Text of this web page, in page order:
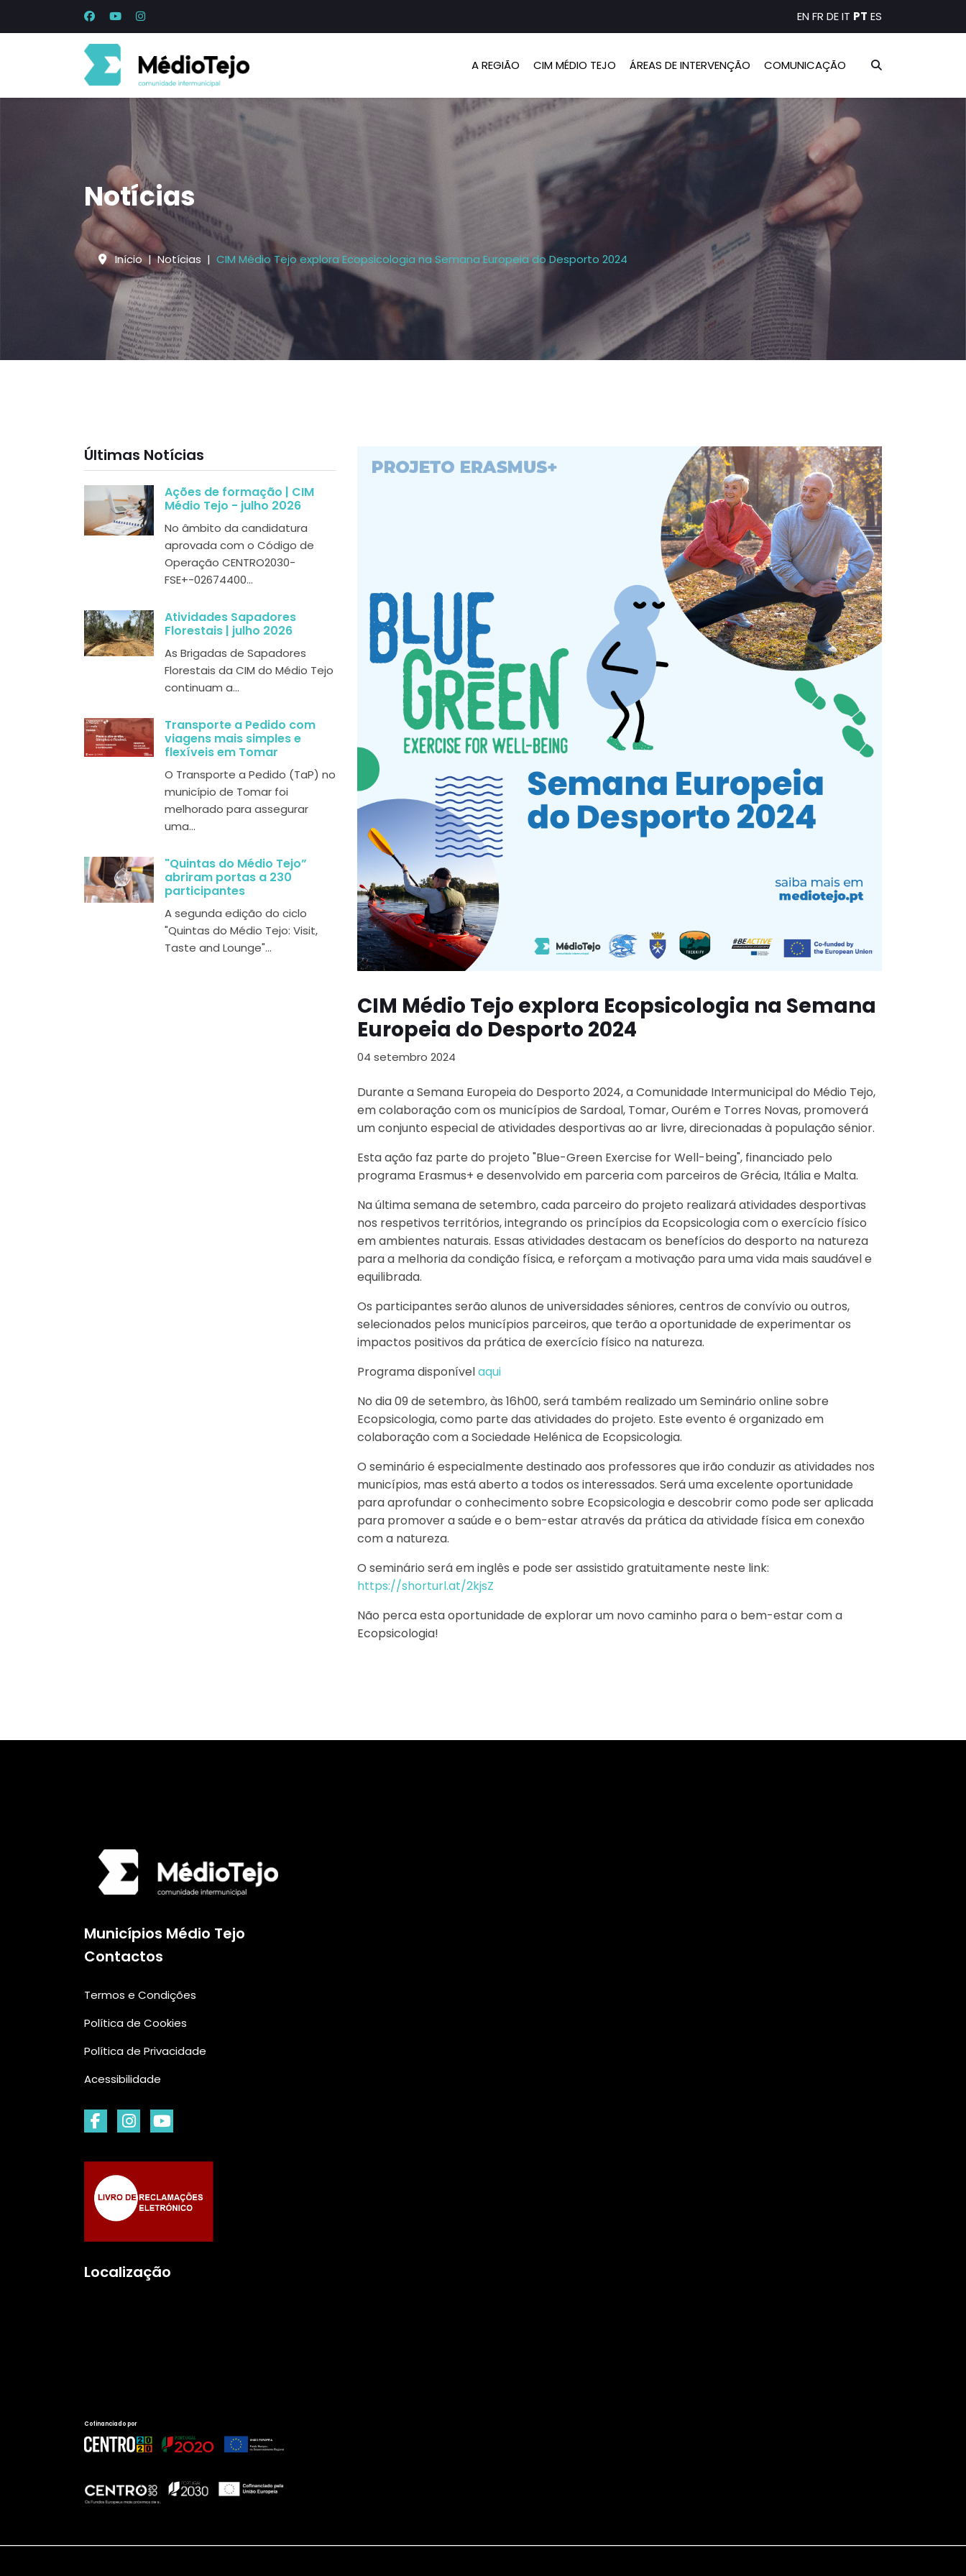
EN FR DEIT PT ES
A REGIÃO CIM MÉDIO TEJO ÁREAS DE INTERVENÇÃO COMUNICAÇÃO
Notícias
Início Notícias CIM Médio Tejo explora Ecopsicologia na Semana Europeia do Desporto 2024
Últimas Notícias
Ações de formação | CIM
Médio Tejo - julho 2026
No âmbito da candidatura
aprovada com o Código de
Operação CENTRO2030-
FSE+-02674400...
Atividades Sapadores
Florestais | julho 2026
As Brigadas de Sapadores
Florestais da CIM do Médio Tejo
continuam a...
Transporte a Pedido com
viagens mais simples e
flexíveis em Tomar
O Transporte a Pedido (TaP) no
município de Tomar foi
melhorado para assegurar
uma...
"Quintas do Médio Tejo”
abriram portas a 230
participantes
A segunda edição do ciclo
"Quintas do Médio Tejo: Visit,
Taste and Lounge"...
CIM Médio Tejo explora Ecopsicologia na Semana
Europeia do Desporto 2024
04 setembro 2024
Durante a Semana Europeia do Desporto 2024, a Comunidade Intermunicipal do Médio Tejo,
em colaboração com os municípios de Sardoal, Tomar, Ourém e Torres Novas, promoverá
um conjunto especial de atividades desportivas ao ar livre, direcionadas à população sénior.
Esta ação faz parte do projeto "Blue-Green Exercise for Well-being", financiado pelo
programa Erasmus+ e desenvolvido em parceria com parceiros de Grécia, Itália e Malta.
Na última semana de setembro, cada parceiro do projeto realizará atividades desportivas
nos respetivos territórios, integrando os princípios da Ecopsicologia com o exercício físico
em ambientes naturais. Essas atividades destacam os benefícios do desporto na natureza
para a melhoria da condição física, e reforçam a motivação para uma vida mais saudável e
equilibrada.
Os participantes serão alunos de universidades séniores, centros de convívio ou outros,
selecionados pelos municípios parceiros, que terão a oportunidade de experimentar os
impactos positivos da prática de exercício físico na natureza.
Programa disponívelaqui
No dia 09 de setembro, às 16h00, será também realizado um Seminário online sobre
Ecopsicologia, como parte das atividades do projeto. Este evento é organizado em
colaboração com a Sociedade Helénica de Ecopsicologia.
O seminário é especialmente destinado aos professores que irão conduzir as atividades nos
municípios, mas está aberto a todos os interessados. Será uma excelente oportunidade
para aprofundar o conhecimento sobre Ecopsicologia e descobrir como pode ser aplicada
para promover a saúde e o bem-estar através da prática da atividade física em conexão
com a natureza.
O seminário será em inglês e pode ser assistido gratuitamente neste link:
https://shorturl.at/2kjsZ
Não perca esta oportunidade de explorar um novo caminho para o bem-estar com a
Ecopsicologia!
Municípios Médio Tejo
Contactos
Termos e Condições
Política de Cookies
Política de Privacidade
Acessibilidade
Localização
Cofinanciado por